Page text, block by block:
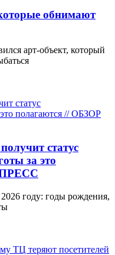
обнимают
арт-объект, который
статус
за это
ПРЕСС
году: годы рождения,